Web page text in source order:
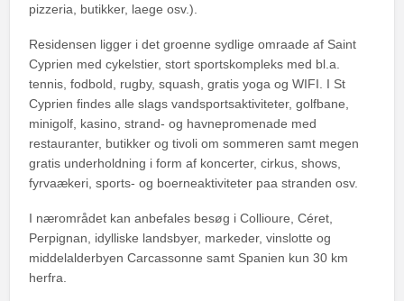
pizzeria, butikker, laege osv.).
Residensen ligger i det groenne sydlige omraade af Saint
Cyprien med cykelstier, stort sportskompleks med bl.a.
tennis, fodbold, rugby, squash, gratis yoga og WIFI. I St
Cyprien findes alle slags vandsportsaktiviteter, golfbane,
minigolf, kasino, strand- og havnepromenade med
restauranter, butikker og tivoli om sommeren samt megen
gratis underholdning i form af koncerter, cirkus, shows,
fyrvaækeri, sports- og boerneaktiviteter paa stranden osv.
I nærområdet kan anbefales besøg i Collioure, Céret,
Perpignan, idylliske landsbyer, markeder, vinslotte og
middelalderbyen Carcassonne samt Spanien kun 30 km
herfra.